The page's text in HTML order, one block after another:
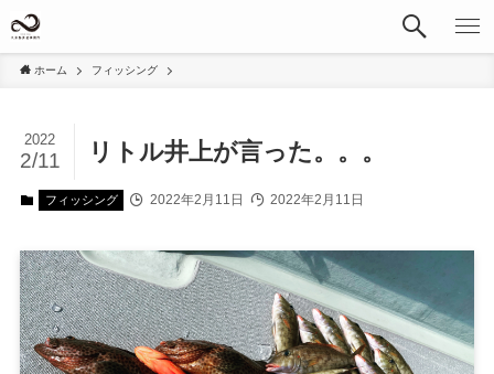
ホーム フィッシング
リトル井上が言った。。。
2022
2/11
フィッシング 2022年2月11日 2022年2月11日